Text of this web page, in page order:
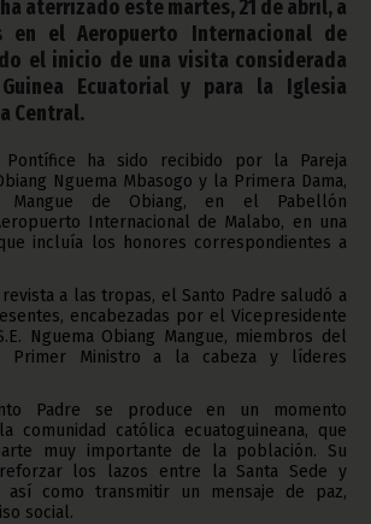
ha aterrizado este martes, 21 de abril, a
en el Aeropuerto Internacional de
el inicio de una visita considerada
Ecuatorial y para la Iglesia
Central.
ha sido recibido por la Pareja
Nguema Mbasogo y la Primera Dama,
Mangue de Obiang, en el Pabellón
Internacional de Malabo, en una
incluía los honores correspondientes a
a las tropas, el Santo Padre saludó a
encabezadas por el Vicepresidente
Nguema Obiang Mangue, miembros del
Primer Ministro a la cabeza y líderes
Padre se produce en un momento
comunidad católica ecuatoguineana, que
muy importante de la población. Su
los lazos entre la Santa Sede y
así como transmitir un mensaje de paz,
social.